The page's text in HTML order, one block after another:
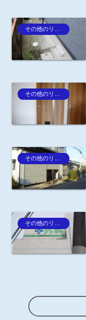
その他のリフォーム
その他のリフォーム
その他のリフォーム
その他のリフォーム